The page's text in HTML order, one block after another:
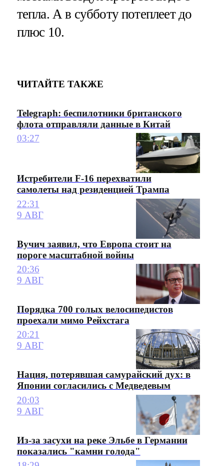
тепла. А в субботу потеплеет до
плюс 10.
ЧИТАЙТЕ ТАКЖЕ
Telegraph: беспилотники британского
флота отправляли данные в Китай
03:27
Истребители F-16 перехватили
самолеты над резиденцией Трампа
22:31
9 АВГ
Вучич заявил, что Европа стоит на
пороге масштабной войны
20:36
9 АВГ
Порядка 700 голых велосипедистов
проехали мимо Рейхстага
20:21
9 АВГ
Нация, потерявшая самурайский дух: в
Японии согласились с Медведевым
20:03
9 АВГ
Из-за засухи на реке Эльбе в Германии
показались "камни голода"